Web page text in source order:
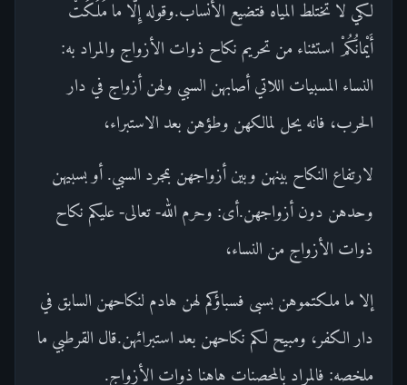
لكي لا تختلط المياه فتضيع الأنساب.وقوله إِلَّا ما مَلَكَتْ
أَيْمانُكُمْ استثناء من تحريم نكاح ذوات الأزواج والمراد به:
النساء المسبيات اللاتي أصابهن السبي ولهن أزواج في دار
الحرب، فانه يحل لمالكهن وطؤهن بعد الاستبراء،
لارتفاع النكاح بينهن وبين أزواجهن بمجرد السبي. أو بسبيهن
وحدهن دون أزواجهن.أى: وحرم الله- تعالى- عليكم نكاح
ذوات الأزواج من النساء،
إلا ما ملكتموهن بسبى فسباؤكم لهن هادم لنكاحهن السابق في
دار الكفر، ومبيح لكم نكاحهن بعد استبرائهن.قال القرطبي ما
ملخصه: فالمراد بالمحصنات هاهنا ذوات الأزواج.